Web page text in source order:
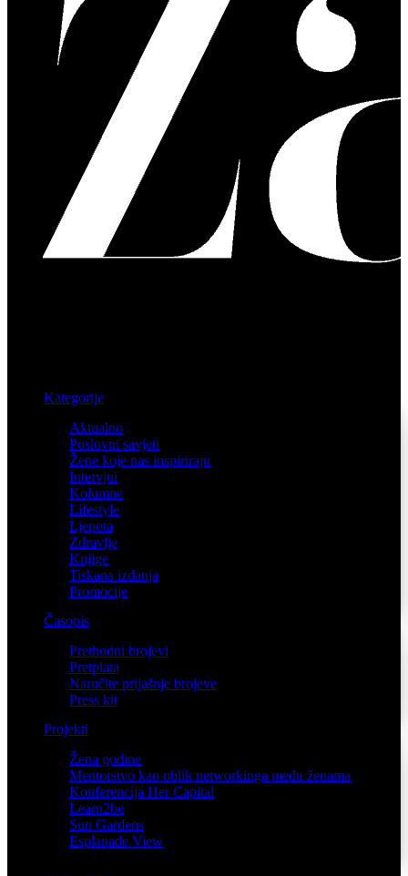
Kategorije
Aktualno
Poslovni savjeti
Žene koje nas inspiriraju
Intervjui
Kolumne
Lifestyle
Ljepota
Zdravlje
Knjige
Tiskana izdanja
Promocije
Časopis
Prethodni brojevi
Pretplata
Naručite prijašnje brojeve
Press kit
Projekti
Žena godine
Mentorstvo kao oblik networkinga među ženama
Konferencija Her Capital
Learn2be
Sun Gardens
Esplanade View